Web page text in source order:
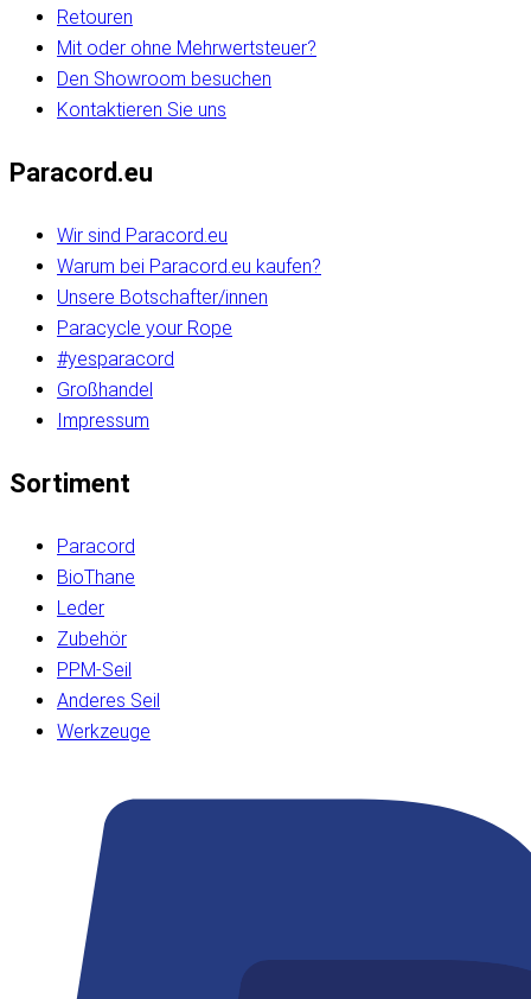
Retouren
Mit oder ohne Mehrwertsteuer?
Den Showroom besuchen
Kontaktieren Sie uns
Paracord.eu
Wir sind Paracord.eu
Warum bei Paracord.eu kaufen?
Unsere Botschafter/innen
Paracycle your Rope
#yesparacord
Großhandel
Impressum
Sortiment
Paracord
BioThane
Leder
Zubehör
PPM-Seil
Anderes Seil
Werkzeuge